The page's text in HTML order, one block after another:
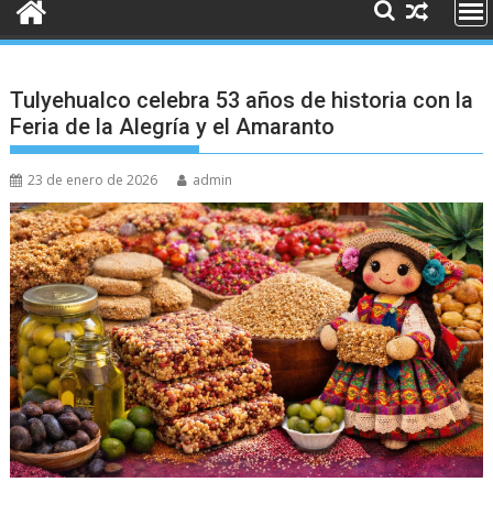
Tulyehualco celebra 53 años de historia con la
Feria de la Alegría y el Amaranto
23 de enero de 2026 admin